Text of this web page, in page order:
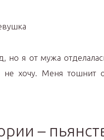
но я от мужа
хочу. Меня тошнит
–